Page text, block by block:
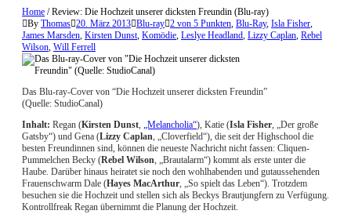
Home /Review: Die Hochzeit unserer dicksten Freundin (Blu-ray)
By Thomas 20. März 2013 Blu-ray 2 von 5 Punkten, Blu-Ray, Isla Fisher,
James Marsden, Kirsten Dunst, Komödie, Leslye Headland, Lizzy Caplan, Rebel
Wilson, Will Ferrell
Das Blu-ray-Cover von “Die Hochzeit unserer dicksten Freundin”
(Quelle: StudioCanal)
Inhalt: Regan (Kirsten Dunst, „Melancholia“), Katie (Isla Fisher, „Der große
Gatsby“) und Gena (Lizzy Caplan, „Cloverfield“), die seit der Highschool die
besten Freundinnen sind, können die neueste Nachricht nicht fassen: Cliquen-
Pummelchen Becky (Rebel Wilson, „Brautalarm“) kommt als erste unter die
Haube. Darüber hinaus heiratet sie noch den wohlhabenden und gutaussehenden
Frauenschwarm Dale (Hayes MacArthur, „So spielt das Leben“). Trotzdem
besuchen sie die Hochzeit und stellen sich als Beckys Brautjungfern zu Verfügung.
Kontrollfreak Regan übernimmt die Planung der Hochzeit.